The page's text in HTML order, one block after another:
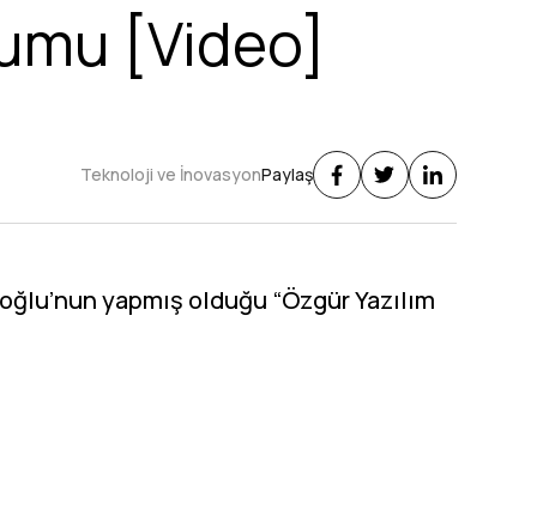
[Video]
Teknoloji ve İnovasyonPaylaş
yapmış olduğu “Özgür Yazılım